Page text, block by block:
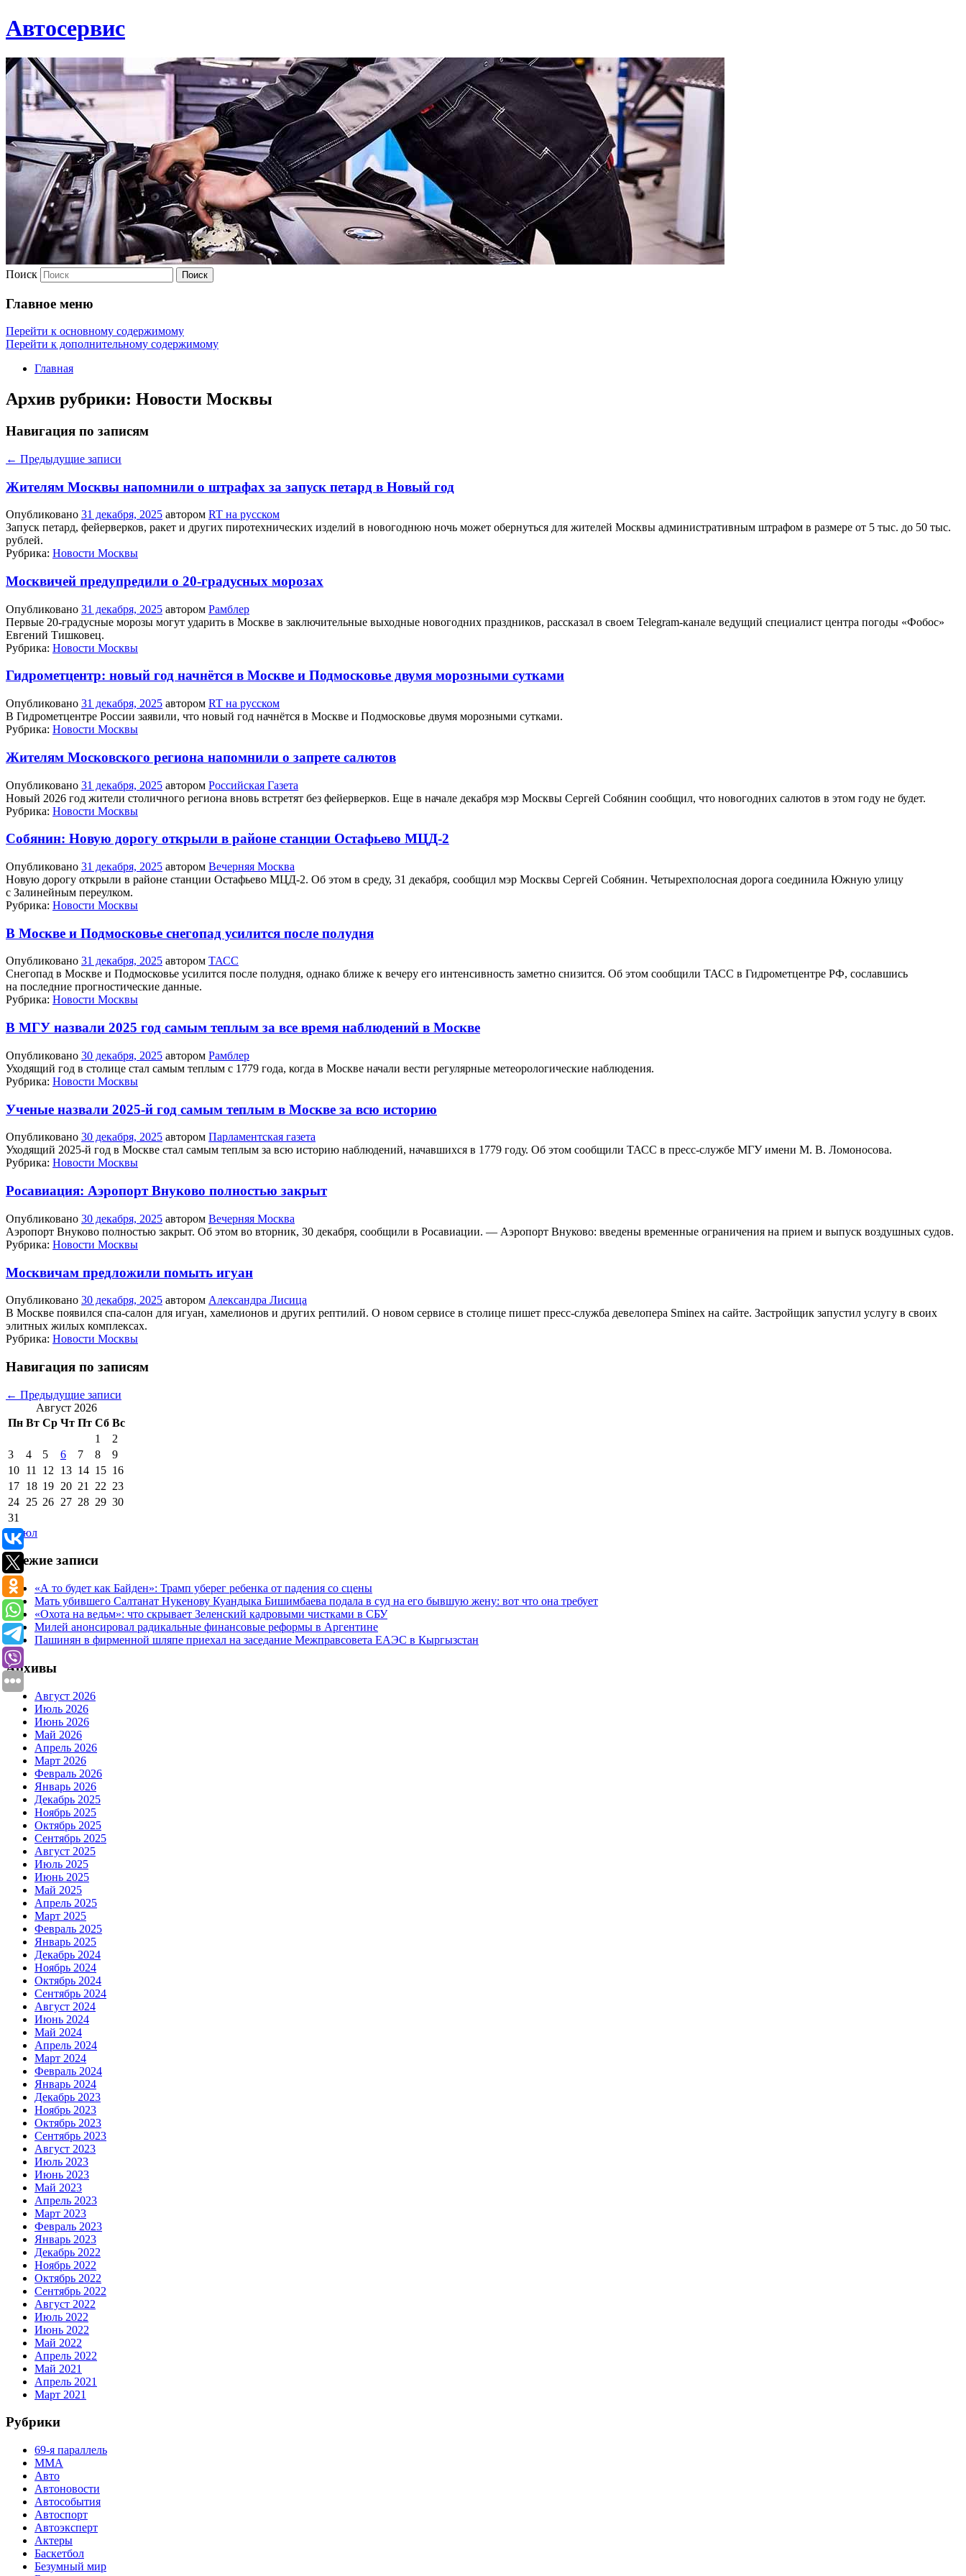
Автосервис
Поиск
Главное меню
Перейти к основному содержимому
Перейти к дополнительному содержимому
Главная
Архив рубрики: Новости Москвы
Навигация по записям
← Предыдущие записи
Жителям Москвы напомнили о штрафах за запуск петард в Новый год
Опубликовано 31 декабря, 2025 автором RT на русском
Запуск петард, фейерверков, ракет и других пиротехнических изделий в новогоднюю ночь может обернуться для жителей Москвы административным штрафом в размере от 5 тыс. до 50 тыс.
рублей.
Рубрика: Новости Москвы
Москвичей предупредили о 20-градусных морозах
Опубликовано 31 декабря, 2025 автором Рамблер
Первые 20-градусные морозы могут ударить в Москве в заключительные выходные новогодних праздников, рассказал в своем Telegram-канале ведущий специалист центра погоды «Фобос»
Евгений Тишковец.
Рубрика: Новости Москвы
Гидрометцентр: новый год начнётся в Москве и Подмосковье двумя морозными сутками
Опубликовано 31 декабря, 2025 автором RT на русском
В Гидрометцентре России заявили, что новый год начнётся в Москве и Подмосковье двумя морозными сутками.
Рубрика: Новости Москвы
Жителям Московского региона напомнили о запрете салютов
Опубликовано 31 декабря, 2025 автором Российская Газета
Новый 2026 год жители столичного региона вновь встретят без фейерверков. Еще в начале декабря мэр Москвы Сергей Собянин сообщил, что новогодних салютов в этом году не будет.
Рубрика: Новости Москвы
Собянин: Новую дорогу открыли в районе станции Остафьево МЦД-2
Опубликовано 31 декабря, 2025 автором Вечерняя Москва
Новую дорогу открыли в районе станции Остафьево МЦД-2. Об этом в среду, 31 декабря, сообщил мэр Москвы Сергей Собянин. Четырехполосная дорога соединила Южную улицу
с Залинейным переулком.
Рубрика: Новости Москвы
В Москве и Подмосковье снегопад усилится после полудня
Опубликовано 31 декабря, 2025 автором ТАСС
Снегопад в Москве и Подмосковье усилится после полудня, однако ближе к вечеру его интенсивность заметно снизится. Об этом сообщили ТАСС в Гидрометцентре РФ, сославшись
на последние прогностические данные.
Рубрика: Новости Москвы
В МГУ назвали 2025 год самым теплым за все время наблюдений в Москве
Опубликовано 30 декабря, 2025 автором Рамблер
Уходящий год в столице стал самым теплым с 1779 года, когда в Москве начали вести регулярные метеорологические наблюдения.
Рубрика: Новости Москвы
Ученые назвали 2025-й год самым теплым в Москве за всю историю
Опубликовано 30 декабря, 2025 автором Парламентская газета
Уходящий 2025-й год в Москве стал самым теплым за всю историю наблюдений, начавшихся в 1779 году. Об этом сообщили ТАСС в пресс-службе МГУ имени М. В. Ломоносова.
Рубрика: Новости Москвы
Росавиация: Аэропорт Внуково полностью закрыт
Опубликовано 30 декабря, 2025 автором Вечерняя Москва
Аэропорт Внуково полностью закрыт. Об этом во вторник, 30 декабря, сообщили в Росавиации. — Аэропорт Внуково: введены временные ограничения на прием и выпуск воздушных судов.
Рубрика: Новости Москвы
Москвичам предложили помыть игуан
Опубликовано 30 декабря, 2025 автором Александра Лисица
В Москве появился спа-салон для игуан, хамелионов и других рептилий. О новом сервисе в столице пишет пресс-служба девелопера Sminex на сайте. Застройщик запустил услугу в своих
элитных жилых комплексах.
Рубрика: Новости Москвы
Навигация по записям
← Предыдущие записи
Август 2026
Пн Вт Ср Чт Пт Сб Вс
1
2
3
4 5 6 7 8
9
10 11 12 13 14 15 16
17 18 19 20 21 22 23
24 25 26 27 28 29 30
31
« Июл
Свежие записи
«А то будет как Байден»: Трамп уберег ребенка от падения со сцены
Мать убившего Салтанат Нукенову Куандыка Бишимбаева подала в суд на его бывшую жену: вот что она требует
«Охота на ведьм»: что скрывает Зеленский кадровыми чистками в СБУ
Милей анонсировал радикальные финансовые реформы в Аргентине
Пашинян в фирменной шляпе приехал на заседание Межправсовета ЕАЭС в Кыргызстан
Архивы
Август 2026
Июль 2026
Июнь 2026
Май 2026
Апрель 2026
Март 2026
Февраль 2026
Январь 2026
Декабрь 2025
Ноябрь 2025
Октябрь 2025
Сентябрь 2025
Август 2025
Июль 2025
Июнь 2025
Май 2025
Апрель 2025
Март 2025
Февраль 2025
Январь 2025
Декабрь 2024
Ноябрь 2024
Октябрь 2024
Сентябрь 2024
Август 2024
Июнь 2024
Май 2024
Апрель 2024
Март 2024
Февраль 2024
Январь 2024
Декабрь 2023
Ноябрь 2023
Октябрь 2023
Сентябрь 2023
Август 2023
Июль 2023
Июнь 2023
Май 2023
Апрель 2023
Март 2023
Февраль 2023
Январь 2023
Декабрь 2022
Ноябрь 2022
Октябрь 2022
Сентябрь 2022
Август 2022
Июль 2022
Июнь 2022
Май 2022
Апрель 2022
Май 2021
Апрель 2021
Март 2021
Рубрики
69-я параллель
MMA
Авто
Автоновости
Автособытия
Автоспорт
Автоэксперт
Актеры
Баскетбол
Безумный мир